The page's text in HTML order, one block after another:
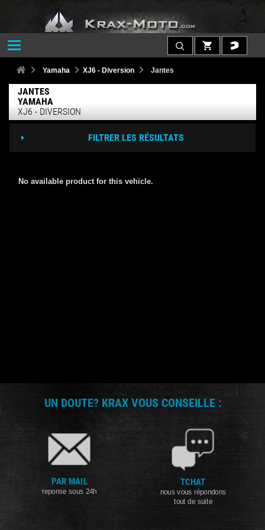
Yamaha XJ6 - Diversion Jantes
JANTES
YAMAHA
XJ6 - DIVERSION
FILTRER LES RÉSULTATS
No available product for this vehicle.
UN DOUTE? KRAX VOUS CONSEILLE :
PAR MAIL
reponse sous 24h
TCHAT
nous vous répondons
tout de suite